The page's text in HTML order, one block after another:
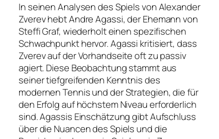
In seinen Analysen des Spiels von Alexander
Zverev hebt Andre Agassi, der Ehemann von
Steffi Graf, wiederholt einen spezifischen
Schwachpunkt hervor. Agassi kritisiert, dass
Zverev auf der Vorhandseite oft zu passiv
agiert. Diese Beobachtung stammt aus
seiner tiefgreifenden Kenntnis des
modernen Tennis und der Strategien, die für
den Erfolg auf höchstem Niveau erforderlich
sind. Agassis Einschätzung gibt Aufschluss
über die Nuancen des Spiels und die